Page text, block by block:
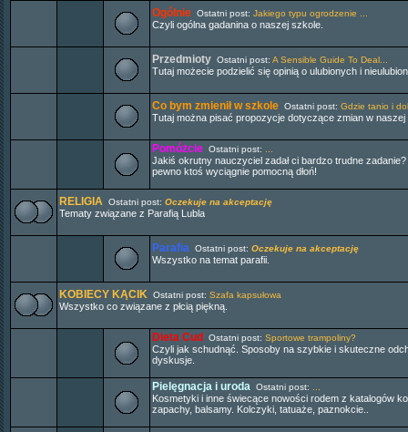
Ogólnie Ostatni post: Jakiego typu ogrodzenie ...
Czyli ogólna gadanina o naszej szkole.
Przedmioty Ostatni post: A Sensible Guide To Deal...
Tutaj możecie podzielić się opinią o ulubionych i
Co bym zmienił w szkole Ostatni post: Gdzie tanio i
Tutaj można pisać propozycje dotyczące zmian w
Pomóżcie Ostatni post:
Jakiś okrutny nauczyciel zadał ci bardzo trudne
pewno ktoś wyciągnie pomocną dłoń!
RELIGIA Ostatni post: Oczekuje na akceptację
Tematy związane z Parafią Lubla
Parafia Ostatni post: Oczekuje na akceptację
Wszystko na temat parafii.
KOBIECY KĄCIK Ostatni post: Szafa kapsułowa
Wszystko co związane z płcią piękną.
Dieta Cud Ostatni post: Sportowe trampoliny?
Czyli jak schudnąć. Sposoby na szybkie i skuteczne
dyskusje.
Pielęgnacja i uroda Ostatni post:
Kosmetyki i inne świecące nowości rodem z katalogów
zapachy, balsamy. Kolczyki, tatuaże, paznokcie..